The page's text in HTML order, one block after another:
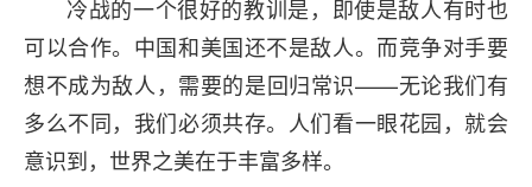
冷战的一个很好的教训是，即使是敌人有时也
可以合作。中国和美国还不是敌人。而竞争对手要
想不成为敌人，需要的是回归常识——无论我们有
多么不同，我们必须共存。人们看一眼花园，就会
意识到，世界之美在于丰富多样。